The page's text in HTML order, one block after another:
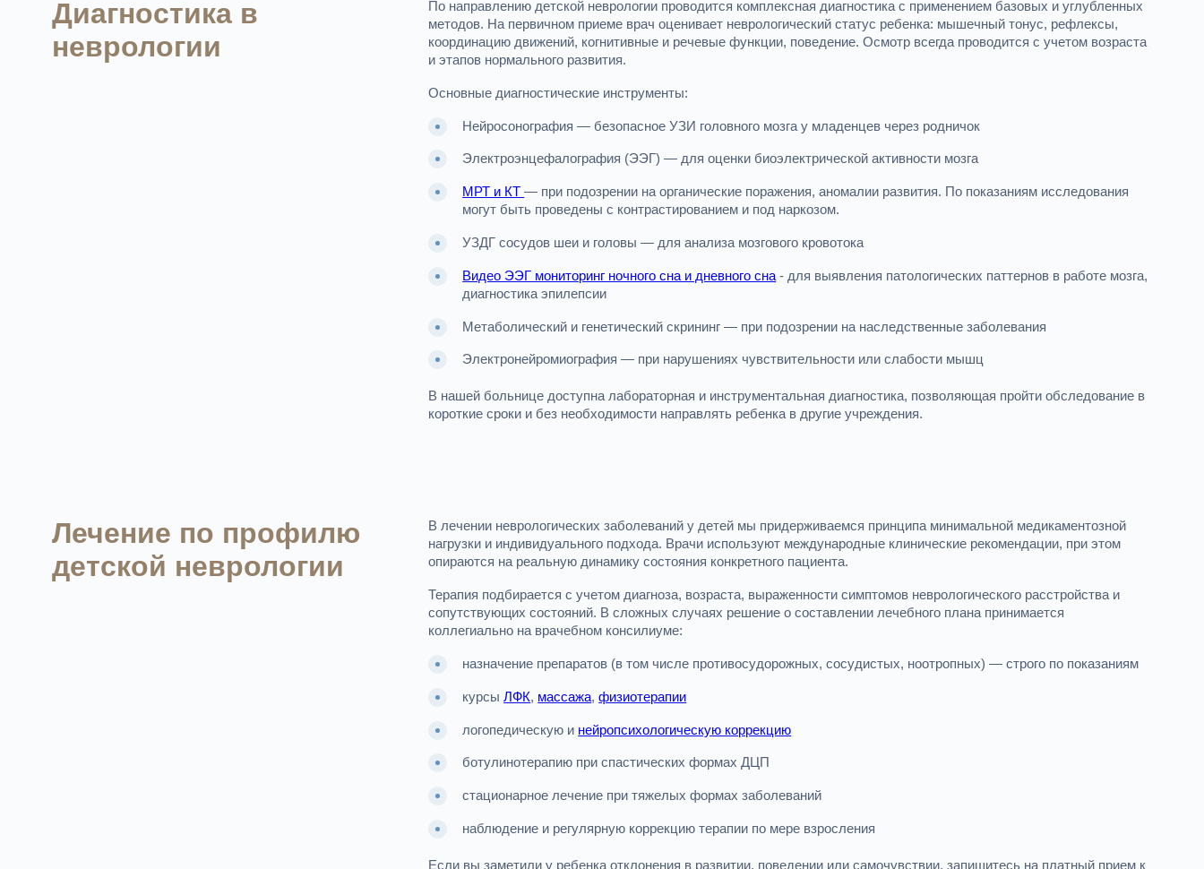
Диагностика в
неврологии
По направлению детской неврологии проводится комплексная диагностика с применением базовых и углубленных
методов. На первичном приеме врач оценивает неврологический статус ребенка: мышечный тонус, рефлексы,
координацию движений, когнитивные и речевые функции, поведение. Осмотр всегда проводится с учетом возраста
и этапов нормального развития.
Основные диагностические инструменты:
Нейросонография — безопасное УЗИ головного мозга у младенцев через родничок
Электроэнцефалография (ЭЭГ) — для оценки биоэлектрической активности мозга
МРТ и КТ— при подозрении на органические поражения, аномалии развития. По показаниям исследования
могут быть проведены с контрастированием и под наркозом.
УЗДГ сосудов шеи и головы — для анализа мозгового кровотока
Видео ЭЭГ мониторинг ночного сна и дневного сна - для выявления патологических паттернов в работе мозга,
диагностика эпилепсии
Метаболический и генетический скрининг — при подозрении на наследственные заболевания
Электронейромиография — при нарушениях чувствительности или слабости мышц
В нашей больнице доступна лабораторная и инструментальная диагностика, позволяющая пройти обследование в
короткие сроки и без необходимости направлять ребенка в другие учреждения.
Лечение по профилю
детской неврологии
В лечении неврологических заболеваний у детей мы придерживаемся принципа минимальной медикаментозной
нагрузки и индивидуального подхода. Врачи используют международные клинические рекомендации, при этом
опираются на реальную динамику состояния конкретного пациента.
Терапия подбирается с учетом диагноза, возраста, выраженности симптомов неврологического расстройства и
сопутствующих состояний. В сложных случаях решение о составлении лечебного плана принимается
коллегиально на врачебном консилиуме:
назначение препаратов (в том числе противосудорожных, сосудистых, ноотропных) — строго по показаниям
курсыЛФК, массажа,физиотерапии
логопедическую и нейропсихологическую коррекцию
ботулинотерапию при спастических формах ДЦП
стационарное лечение при тяжелых формах заболеваний
наблюдение и регулярную коррекцию терапии по мере взросления
Если вы заметили у ребенка отклонения в развитии, поведении или самочувствии, запишитесь на платный прием к